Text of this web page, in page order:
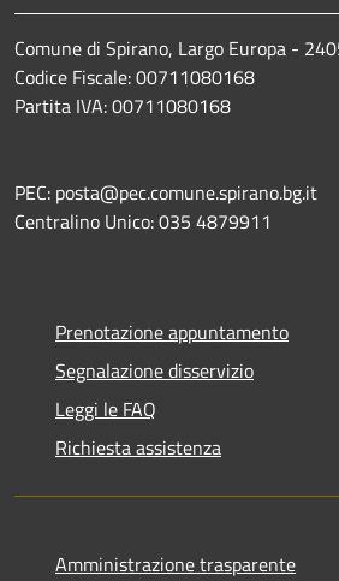
Comune di Spirano, Largo Europa -
Codice Fiscale: 00711080168
Partita IVA: 00711080168
PEC: posta@pec.comune.spirano.bg.it
Centralino Unico: 035 4879911
Prenotazione appuntamento
Segnalazione disservizio
Leggi le FAQ
Richiesta assistenza
Amministrazione trasparente